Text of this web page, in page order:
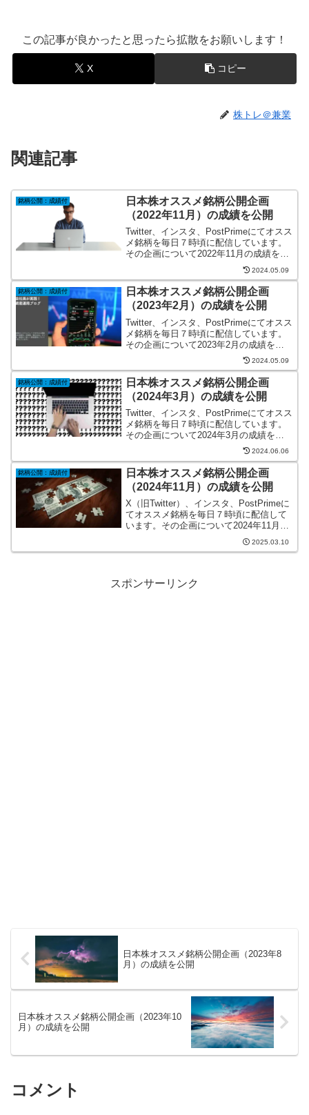
この記事が良かったと思ったら拡散をお願いします！
X コピー
株トレ＠兼業
関連記事
銘柄公開：成績付
日本株オススメ銘柄公開企画
（2022年11月）の成績を公開
Twitter、インスタ、PostPrimeにてオスス
メ銘柄を毎日７時頃に配信しています。
その企画について2022年11月の成績をま
2024.05.09
銘柄公開：成績付
日本株オススメ銘柄公開企画
（2023年2月）の成績を公開
Twitter、インスタ、PostPrimeにてオスス
メ銘柄を毎日７時頃に配信しています。
その企画について2023年2月の成績をま
2024.05.09
銘柄公開：成績付
日本株オススメ銘柄公開企画
（2024年3月）の成績を公開
Twitter、インスタ、PostPrimeにてオスス
メ銘柄を毎日７時頃に配信しています。
その企画について2024年3月の成績をま
2024.06.06
銘柄公開：成績付
日本株オススメ銘柄公開企画
（2024年11月）の成績を公開
X（旧Twitter）、インスタ、PostPrimeに
てオススメ銘柄を毎日７時頃に配信して
います。その企画について2024年11月の
2025.03.10
スポンサーリンク
日本株オススメ銘柄公開企画（2023年8
月）の成績を公開
日本株オススメ銘柄公開企画（2023年10
月）の成績を公開
コメント